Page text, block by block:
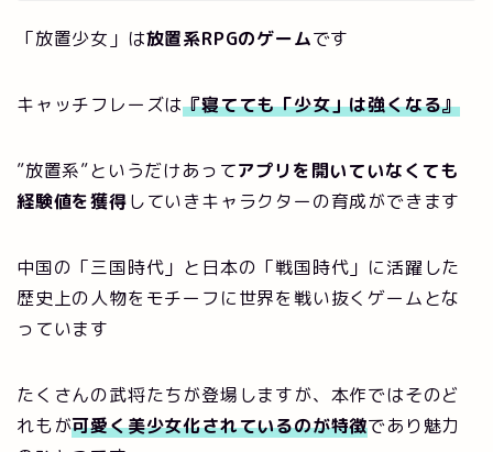
「放置少女」は放置系RPGのゲームです
キャッチフレーズは『寝てても「少女」は強くなる』
”放置系”というだけあってアプリを開いていなくても
経験値を獲得していきキャラクターの育成ができます
中国の「三国時代」と日本の「戦国時代」に活躍した
歴史上の人物をモチーフに世界を戦い抜くゲームとな
っています
たくさんの武将たちが登場しますが、本作ではそのど
れもが可愛く美少女化されているのが特徴であり魅力